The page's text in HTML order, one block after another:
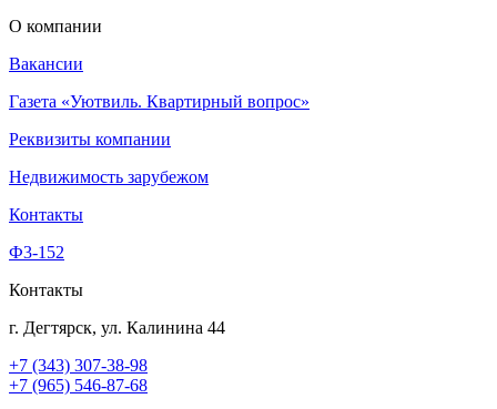
О компании
Вакансии
Газета «Уютвиль. Квартирный вопрос»
Реквизиты компании
Недвижимость зарубежом
Контакты
Ф3-152
Контакты
г. Дегтярск, ул. Калинина 44
+7 (343) 307-38-98
+7 (965) 546-87-68